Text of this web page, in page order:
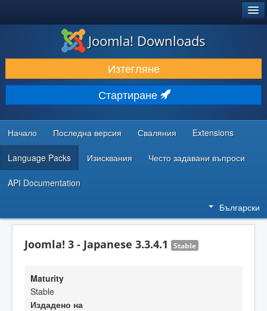
ИЗТЕГЛЯНЕ & РАЗШИРЯВАНЕ
ОТКРИВАЙТЕ & УЧЕТЕ
ОБЩНОСТ & ПОДДРЪЖКА
РЕСУРСИ ЗА РАЗРАБОТКА
Joomla! Downloads
Изтегляне
Стартиране
Начало Последна версия Сваляния Extensions
Language Packs Изисквания Често задавани въпроси
API Documentation
Български
Joomla! 3 - Japanese 3.3.4.1 Stable
Maturity
Stable
Издадено на